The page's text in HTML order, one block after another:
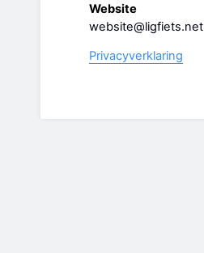
Website
website@ligfiets.net
Privacyverklaring